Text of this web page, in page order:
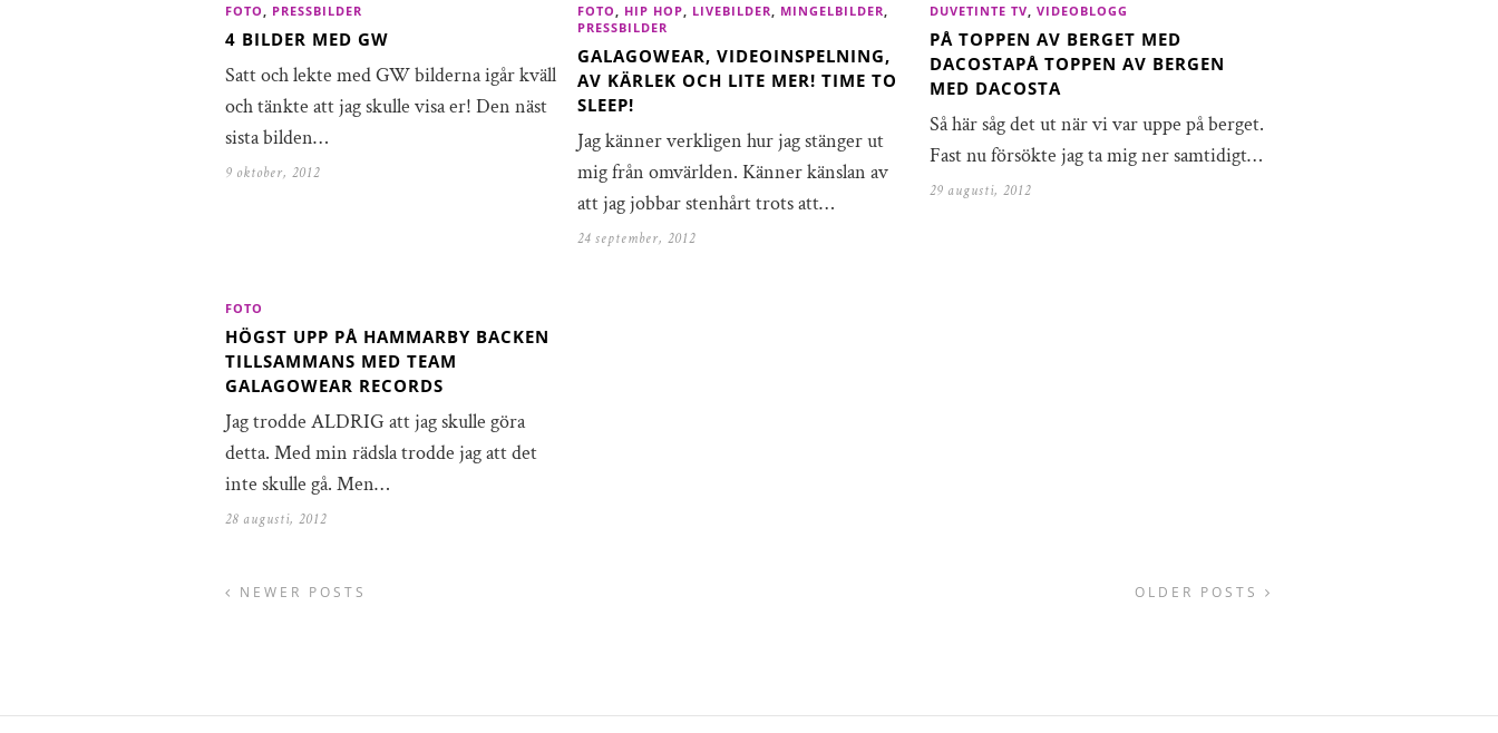
FOTO PRESSBILDER
4 BILDER MED GW
Satt och lekte med GW bilderna igår kväll
och tänkte att jag skulle visa er! Den näst
sista bilden…
9 oktober, 2012
FOTO HIP HOP LIVEBILDER MINGELBILDER
PRESSBILDER
GALAGOWEAR, VIDEOINSPELNING,
AV KÄRLEK OCH LITE MER! TIME TO
SLEEP!
Jag känner verkligen hur jag stänger ut
mig från omvärlden. Känner känslan av
att jag jobbar stenhårt trots att…
24 september, 2012
DUVETINTE TV VIDEOBLOGG
PÅ TOPPEN AV BERGET MED
DACOSTAPÅ TOPPEN AV BERGEN
MED DACOSTA
Så här såg det ut när vi var uppe på berget.
Fast nu försökte jag ta mig ner samtidigt…
29 augusti, 2012
FOTO
HÖGST UPP PÅ HAMMARBY BACKEN
TILLSAMMANS MED TEAM
GALAGOWEAR RECORDS
Jag trodde ALDRIG att jag skulle göra
detta. Med min rädsla trodde jag att det
inte skulle gå. Men…
28 augusti, 2012
OLDER POSTS
NEWER POSTS